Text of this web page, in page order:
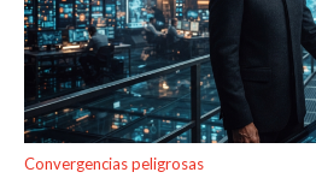
Convergencias peligrosas